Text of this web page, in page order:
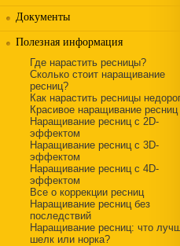
Документы
Полезная информация
Где нарастить ресницы?
Сколько стоит наращивание
ресниц?
Как нарастить ресницы
Красивое наращивание ресниц
Наращивание ресниц с 2D-
эффектом
Наращивание ресниц с 3D-
эффектом
Наращивание ресниц с 4D-
эффектом
Все о коррекции ресниц
Наращивание ресниц без
последствий
Наращивание ресниц: что
шелк или норка?